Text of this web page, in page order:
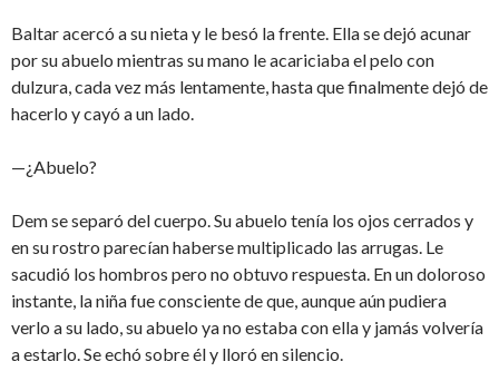
Baltar acercó a su nieta y le besó la frente. Ella se dejó acunar
por su abuelo mientras su mano le acariciaba el pelo con
dulzura, cada vez más lentamente, hasta que finalmente dejó de
hacerlo y cayó a un lado.
—¿Abuelo?
Dem se separó del cuerpo. Su abuelo tenía los ojos cerrados y
en su rostro parecían haberse multiplicado las arrugas. Le
sacudió los hombros pero no obtuvo respuesta. En un doloroso
instante, la niña fue consciente de que, aunque aún pudiera
verlo a su lado, su abuelo ya no estaba con ella y jamás volvería
a estarlo. Se echó sobre él y lloró en silencio.